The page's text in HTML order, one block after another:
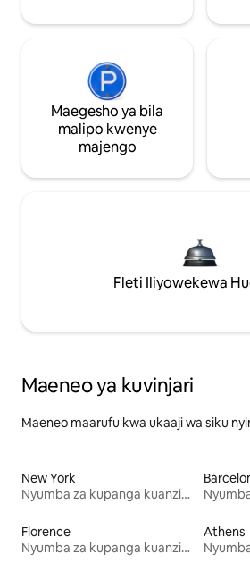
Maegesho ya bila
malipo kwenye
majengo
Fleti Iliyowekewa
Maeneo ya kuvinjari
Maeneo maarufu kwa ukaaji wa siku
New York
Nyumba za kupanga kuanzia mwezi mmoja
Florence
Nyumba za kupanga kuanzia mwezi mmoja
Athens